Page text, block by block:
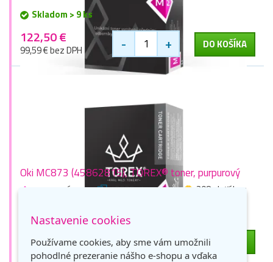
Skladom > 9 ks
122,50 €
99,59 € bez DPH - + DO KOŠÍKA
Oki MC873 (45862815), TOREX® toner, purpurový
purpurová 10000 stran
208 zlaťákov
139,13 €
113,11 € bez DPH - + DO KOŠÍKA
Nastavenie cookies
Používame cookies, aby sme vám umožnili
pohodlné prezeranie nášho e-shopu a vďaka